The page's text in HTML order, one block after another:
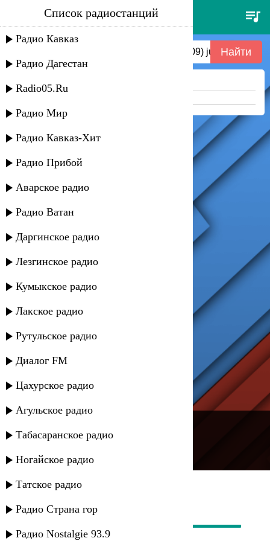
(n) оби - сезонная распродажа
(до 03.09) july 25
Список радиостанций
Радио Кавказ
Радио Дагестан
Radio05.Ru
Радио Мир
Радио Кавказ-Хит
Радио Прибой
Аварское радио
Радио Ватан
Даргинское радио
Лезгинское радио
Кумыкское радио
Лакское радио
Рутульское радио
Диалог FM
Цахурское радио
Агульское радио
Табасаранское радио
Ногайское радио
Татское радио
Радио Страна гор
Радио Nostalgie 93.9
Ничего не найдено =(
---
Русское радио